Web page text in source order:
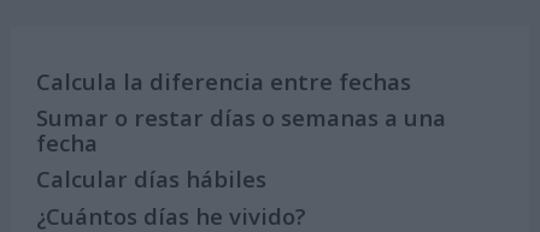
Calcula la diferencia entre fechas
Sumar o restar días o semanas a una
fecha
Calcular días hábiles
¿Cuántos días he vivido?